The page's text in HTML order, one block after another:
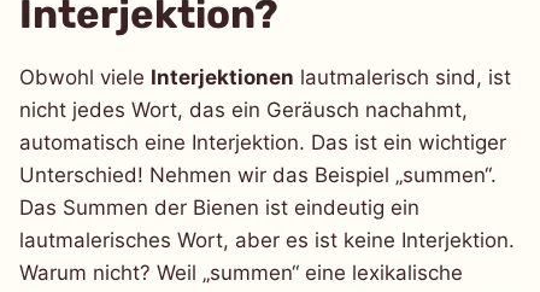
Interjektion?
Obwohl viele Interjektionen lautmalerisch sind, ist
nicht jedes Wort, das ein Geräusch nachahmt,
automatisch eine Interjektion. Das ist ein wichtiger
Unterschied! Nehmen wir das Beispiel „summen“.
Das Summen der Bienen ist eindeutig ein
lautmalerisches Wort, aber es ist keine Interjektion.
Warum nicht? Weil „summen“ eine lexikalische